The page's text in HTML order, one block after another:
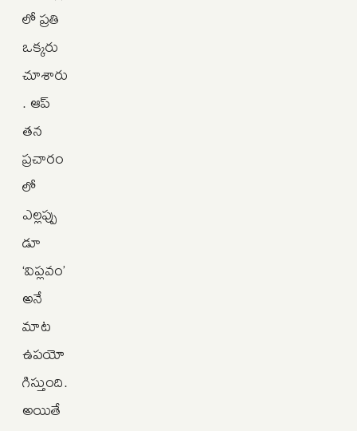
లో ప్రతి
ఒక్కరు
చూశారు
. ఆప్
తన
ప్రచారం
లో
ఎల్లప్పు
డూ
‘విప్లవం’
అనే
మాట
ఉపయో
గిస్తుంది.
అయితే